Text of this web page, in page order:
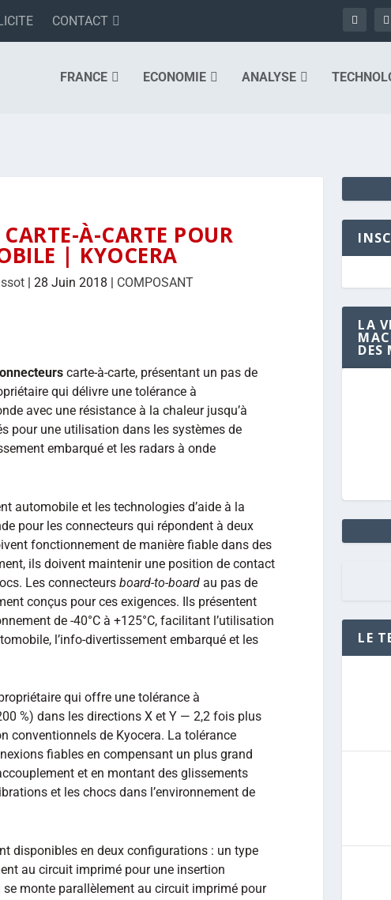
CONTACT
FRANCE ECONOMIE ANALYSE
À-CARTE POUR
| KYOCERA
|28 Juin 2018 | COMPOSANT
carte-à-carte, présentant un pas de
qui délivre une tolérance à
avec une résistance à la chaleur jusqu’à
pour une utilisation dans les systèmes de
embarqué et les radars à onde
automobile et les technologies d’aide à la
pour les connecteurs qui répondent à deux
fonctionnement de manière fiable dans des
ils doivent maintenir une position de contact
Les connecteurs board-to-board au pas de
conçus pour ces exigences. Ils présentent
de -40°C à +125°C, facilitant l’utilisation
l’info-divertissement embarqué et les
qui offre une tolérance à
%) dans les directions X et Y — 2,2 fois plus
conventionnels de Kyocera. La tolérance
fiables en compensant un plus grand
et en montant des glissements
et les chocs dans l’environnement de
disponibles en deux configurations : un type
au circuit imprimé pour une insertion
monte parallèlement au circuit imprimé pour
LA
DES
LE